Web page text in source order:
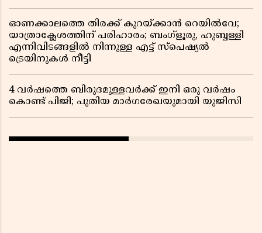
ഓണക്കാലത്തെ തിരക്ക് കുറയ്ക്കാൻ റെയിൽവേ;
യാത്രാക്ലേശത്തിന് പരിഹാരം; ബംഗ്ളൂരു, ഹുബ്ബള്ളി
എന്നിവിടങ്ങളിൽ നിന്നുള്ള എട്ട് സ്പെഷ്യൽ
ട്രെയിനുകൾ നീട്ടി
4 വർഷത്തെ ബിരുദമുള്ളവർക്ക് ഇനി ഒരു വർഷം
കൊണ്ട് പിജി; പുതിയ മാർഗരേഖയുമായി യുജിസി